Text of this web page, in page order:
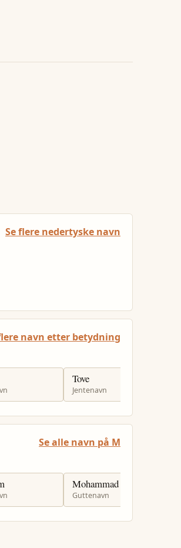
Se flere nedertyske navn
navn etter betydning
Tove
Jentenavn
Se alle navn på M
Mohammad
Guttenavn